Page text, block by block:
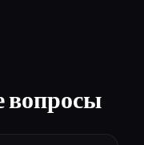
вопросы